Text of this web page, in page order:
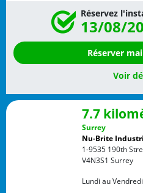
Réservez
13/08/
Réserver
Voir
7.7
Surrey
Nu-Brite
1-9535 190th
V4N3S1 Surrey
Lundi au